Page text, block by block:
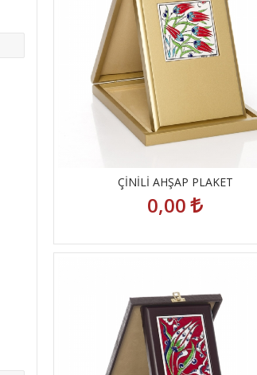
ÇİNİLİ AHŞAP PLAKET
0,00